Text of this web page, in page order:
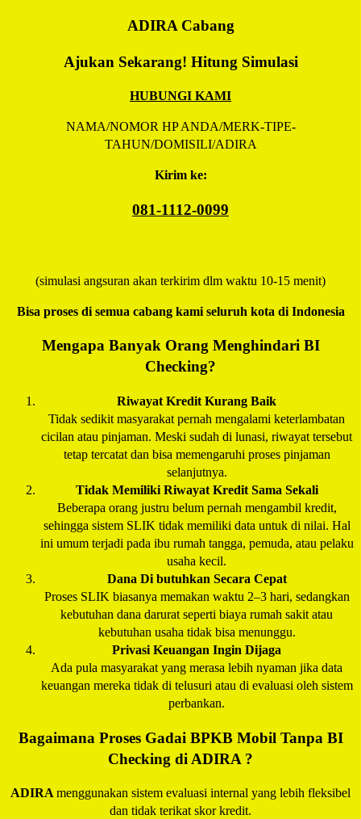
ADIRA Cabang
Ajukan Sekarang! Hitung Simulasi
HUBUNGI KAMI
NAMA/NOMOR HP ANDA/MERK-TIPE-
TAHUN/DOMISILI/ADIRA
Kirim ke:
081-1112-0099
(simulasi angsuran akan terkirim dlm waktu 10-15 menit)
Bisa proses di semua cabang kami seluruh kota di Indonesia
Mengapa Banyak Orang Menghindari BI
Checking?
Riwayat Kredit Kurang Baik
Tidak sedikit masyarakat pernah mengalami keterlambatan
cicilan atau pinjaman. Meski sudah di lunasi, riwayat tersebut
tetap tercatat dan bisa memengaruhi proses pinjaman
selanjutnya.
Tidak Memiliki Riwayat Kredit Sama Sekali
Beberapa orang justru belum pernah mengambil kredit,
sehingga sistem SLIK tidak memiliki data untuk di nilai. Hal
ini umum terjadi pada ibu rumah tangga, pemuda, atau pelaku
usaha kecil.
Dana Di butuhkan Secara Cepat
Proses SLIK biasanya memakan waktu 2–3 hari, sedangkan
kebutuhan dana darurat seperti biaya rumah sakit atau
kebutuhan usaha tidak bisa menunggu.
Privasi Keuangan Ingin Dijaga
Ada pula masyarakat yang merasa lebih nyaman jika data
keuangan mereka tidak di telusuri atau di evaluasi oleh sistem
perbankan.
Bagaimana Proses Gadai BPKB Mobil Tanpa BI
Checking di ADIRA ?
ADIRAmenggunakan sistem evaluasi internal yang lebih fleksibel
dan tidak terikat skor kredit.